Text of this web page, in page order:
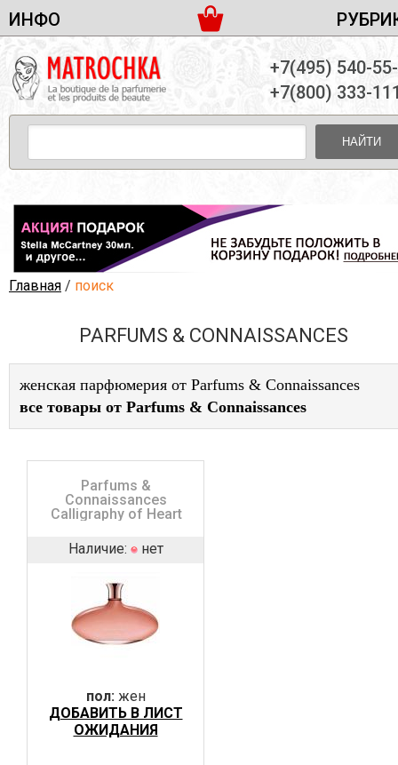
ИНФО
ДОСТАВКА И ОПЛАТА
ПАРТНЕРСТВО
КОНТАКТЫ
ЖЕНСКАЯ ПАРФЮМЕРИЯ
МУЖСКАЯ ПАРФЮМЕРИЯ
УНИСЕКС ПАРФЮМЕРИЯ
ЖЕНСКИЕ НАБОРЫ
МУЖСКИЕ НАБОРЫ
УНИСЕКС НАБОРЫ
УХОД ЗА ЛИЦОМ
ДЕКОРАТИВНАЯ КОСМЕТИКА
+7(495) 540-
+7(800) 333-
НАЙТИ
Главная / поиск
PARFUMS & CONNAISSANCES
женская парфюмерия от Parfums & Connaissances
все товары от Parfums & Connaissances
Parfums &
Connaissances
Calligraphy of Heart
Наличие: нет
пол: жен
ДОБАВИТЬ В ЛИСТ
ОЖИДАНИЯ